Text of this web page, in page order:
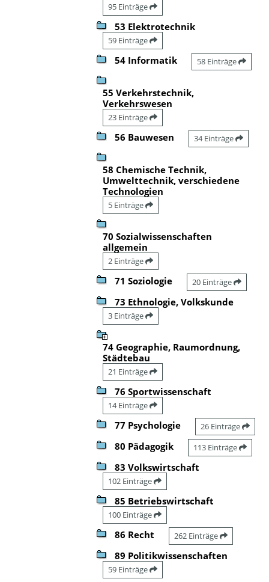
95 Einträge
53 Elektrotechnik
59 Einträge
54 Informatik 58 Einträge
55 Verkehrstechnik,
Verkehrswesen
23 Einträge
56 Bauwesen 34 Einträge
58 Chemische Technik,
Umwelttechnik, verschiedene
Technologien
5 Einträge
70 Sozialwissenschaften
allgemein
2 Einträge
71 Soziologie 20 Einträge
73 Ethnologie, Volkskunde
3 Einträge
74 Geographie, Raumordnung,
Städtebau
21 Einträge
76 Sportwissenschaft
14 Einträge
77 Psychologie 26 Einträge
80 Pädagogik 113 Einträge
83 Volkswirtschaft
102 Einträge
85 Betriebswirtschaft
100 Einträge
86 Recht 262 Einträge
89 Politikwissenschaften
59 Einträge